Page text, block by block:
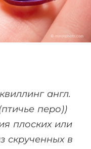
англ.
перо))
плоских или
скрученных в